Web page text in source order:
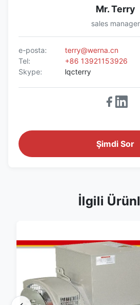
Mr. Terry
sales manager
e-posta:
terry@werna.cn
Tel:
+86 13921153926
Skype:
lqcterry
Şimdi Sor
İlgili